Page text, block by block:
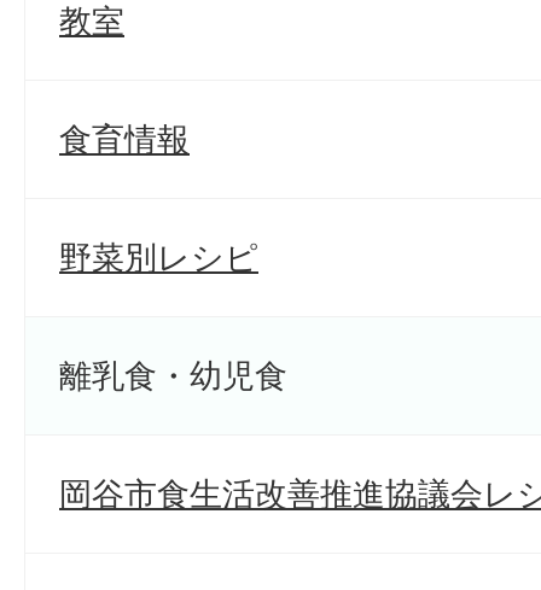
教室
食育情報
野菜別レシピ
離乳食・幼児食
岡谷市食生活改善推進協議会レ